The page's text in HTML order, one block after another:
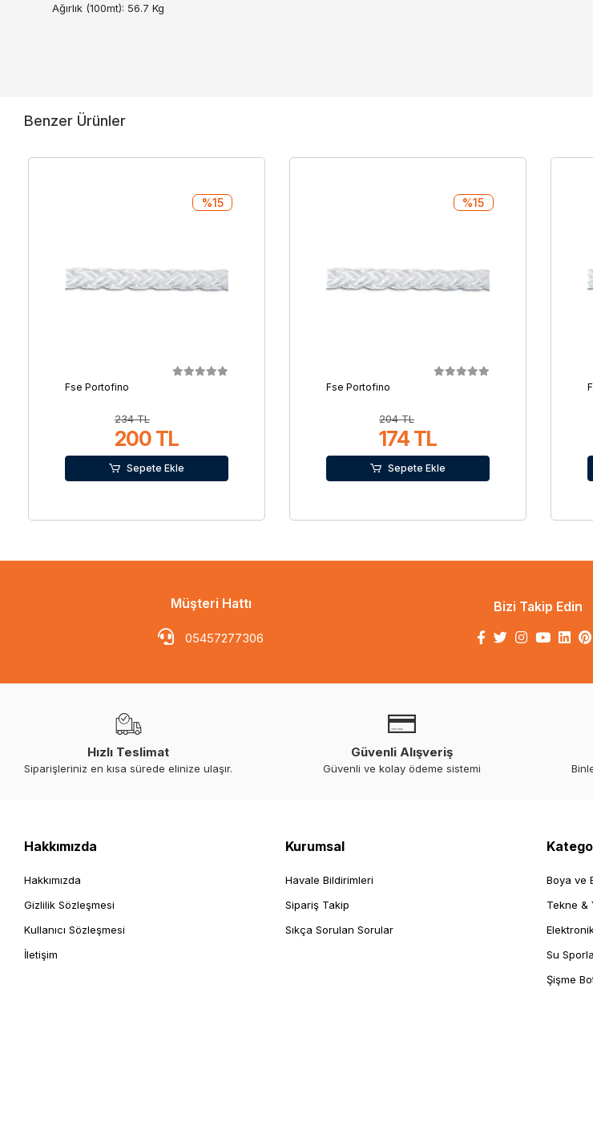
Ağırlık (100mt): 56.7 Kg
Benzer Ürünler
Fse Portofino
234 TL
200 TL
%15
Sepete Ekle
Fse Portofino
204 TL
174 TL
%15
Sepete Ekle
Müşteri Hattı
05457277306
Bizi Takip Edin
Hızlı Teslimat
Siparişleriniz en kısa sürede elinize ulaşır.
Güvenli Alışveriş
Güvenli ve kolay ödeme sistemi
Hakkımızda
Hakkımızda
Gizlilik Sözleşmesi
Kullanıcı Sözleşmesi
İletişim
Kurumsal
Havale Bildirimleri
Sipariş Takip
Sıkça Sorulan Sorular
Boya ve
Tekne &
Su
Şişme